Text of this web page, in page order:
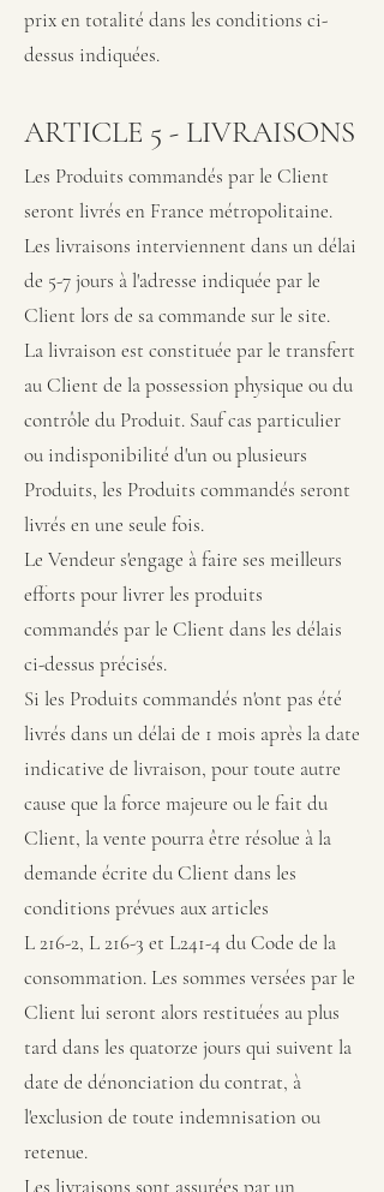
prix en totalité dans les conditions ci-
dessus indiquées.
ARTICLE 5 - LIVRAISONS
Les Produits commandés par le Client
seront livrés en France métropolitaine.
Les livraisons interviennent dans un délai
de 5-7 jours à l'adresse indiquée par le
Client lors de sa commande sur le site.
La livraison est constituée par le transfert
au Client de la possession physique ou du
contrôle du Produit. Sauf cas particulier
ou indisponibilité d'un ou plusieurs
Produits, les Produits commandés seront
livrés en une seule fois.
Le Vendeur s'engage à faire ses meilleurs
efforts pour livrer les produits
commandés par le Client dans les délais
ci-dessus précisés.
Si les Produits commandés n'ont pas été
livrés dans un délai de 1 mois après la date
indicative de livraison, pour toute autre
cause que la force majeure ou le fait du
Client, la vente pourra être résolue à la
demande écrite du Client dans les
conditions prévues aux articles
L 216-2, L 216-3 et L241-4 du Code de la
consommation. Les sommes versées par le
Client lui seront alors restituées au plus
tard dans les quatorze jours qui suivent la
date de dénonciation du contrat, à
l'exclusion de toute indemnisation ou
retenue.
Les livraisons sont assurées par un